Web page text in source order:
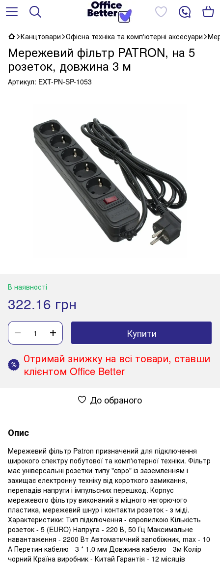
Канцтовари Офісна техніка та комп'ютерні аксесуари
Мережевий фільтр PATRON, на 5
розеток, довжина 3 м
Артикул: EXT-PN-SP-1053
В наявності
322.16 грн
Купити
%
Отримай знижку на всі товари, ставши
клієнтом Office Better
До обраного
Опис
Мережевий фільтр Patron призначений для підключення
широкого спектру побутової та комп'ютерної техніки. Фільтр
має універсальні розетки типу "євро" із заземленням і
захищає електронну техніку від короткого замикання,
перепадів напруги і імпульсних перешкод. Корпус
мережевого фільтру виконаний з міцного негорючого
пластика, мережевий шнур і контакти розеток - з міді.
Характеристики: Тип підключення - євровилкою Кількість
розеток - 5 (EURO) Напруга - 220 В, 50 Гц Максимальне
навантаження - 2200 Вт Автоматичний запобіжник, max - 10
А Перетин кабелю - 3 * 1.0 мм Довжина кабелю - 3м Колір
чорний Країна виробник - Китай Гарантія - 12 місяців